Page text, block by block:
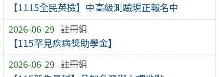
【1115全民英檢】中高級測驗現正報名中
2026-06-29 註冊組
【115罕見疾病獎助學金】
2026-06-29 註冊組